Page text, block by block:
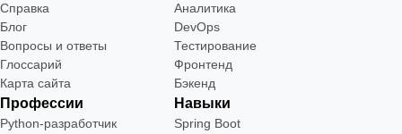
Справка
Блог
Вопросы и ответы
Глоссарий
Карта сайта
Аналитика
DevOps
Тестирование
Фронтенд
Бэкенд
Профессии
Python-разработчик
Навыки
Spring Boot